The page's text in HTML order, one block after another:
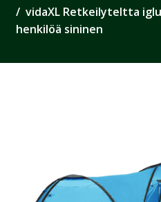
vidaXL Retkeilyteltta iglu
henkilöä sininen